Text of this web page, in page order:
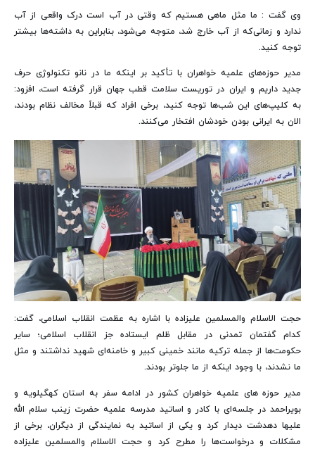
وی گفت : ما مثل ماهی هستیم که وقتی در آب است درک واقعی از آب
ندارد و زمانی‌که از آب خارج شد، متوجه می‌شود، بنابراین به داشته‌ها بیشتر
توجه کنید.
مدیر حوزه‌های علمیه خواهران با تأکید بر اینکه ما در نانو تکنولوژی حرف
جدید داریم و ایران در توریست سلامت قطب جهان قرار گرفته است، افزود:
به کلیپ‌های این شب‌ها توجه کنید، برخی افراد که قبلاً مخالف نظام بودند،
الان به ایرانی بودن خودشان افتخار می‌کنند.
حجت الاسلام والمسلمین علیزاده با اشاره به عظمت انقلاب اسلامی، گفت:
کدام گفتمان تمدنی در مقابل ظلم ایستاده جز انقلاب اسلامی؛ سایر
حکومت‌ها از جمله ترکیه مانند خمینی کبیر و خامنه‌ای شهید نداشتند و مثل
ما نشدند، با وجود اینکه از ما جلوتر بودند.
مدیر حوزه های علمیه خواهران کشور در ادامه سفر به استان کهگیلویه و
بویراحمد در جلسه‌ای با کادر و اساتید مدرسه علمیه حضرت زینب سلام الله
علیها دهدشت دیدار کرد و یکی از اساتید به نمایندگی از دیگران، برخی از
مشکلات و درخواست‌ها را مطرح کرد و حجت الاسلام والمسلمین علیزاده